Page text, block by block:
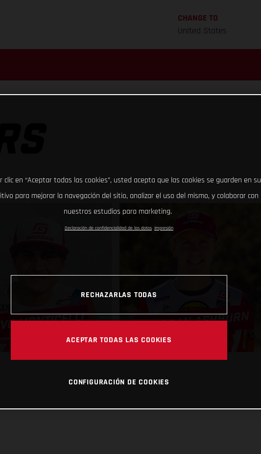
CHANGE TO
United States
IVO MONTICELLI JORDAN ASHBURN
clic en “Aceptar todas las cookies”, usted acepta que las cookies se guarden en su
para mejorar la navegación del sitio, analizar el uso del mismo, y colaborar con
nuestros estudios para marketing.
Declaración de confidencialidad de los datos Impresión
RECHAZARLAS TODAS
ACEPTAR TODAS LAS COOKIES
CONFIGURACIÓN DE COOKIES